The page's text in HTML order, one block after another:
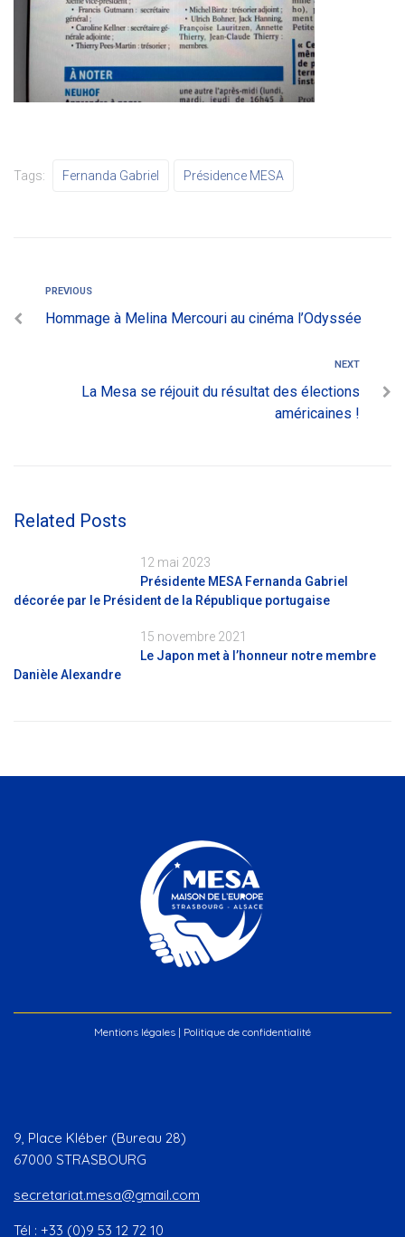
Tags: Fernanda Gabriel Présidence MESA
PREVIOUS
Hommage à Melina Mercouri au cinéma l’Odyssée
NEXT
La Mesa se réjouit du résultat des élections
américaines !
Related Posts
12 mai 2023
Présidente MESA Fernanda Gabriel
décorée par le Président de la République portugaise
15 novembre 2021
Le Japon met à l’honneur notre membre
Danièle Alexandre
Mentions légales | Politique de confidentialité
9, Place Kléber (Bureau 28)
67000 STRASBOURG
secretariat.mesa@gmail.com
Tél : +33 (0)9 53 12 72 10